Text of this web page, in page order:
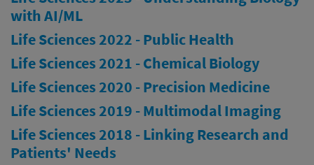
with AI/ML
Life Sciences 2022 - Public Health
Life Sciences 2021 - Chemical Biology
Life Sciences 2020 - Precision Medicine
Life Sciences 2019 - Multimodal Imaging
Life Sciences 2018 - Linking Research and
Patients' Needs